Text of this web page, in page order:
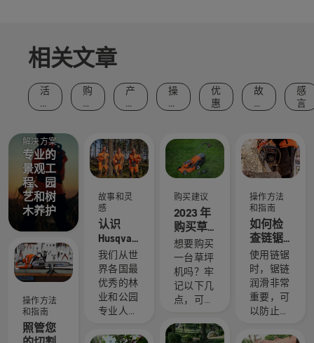
相关文章
活
动
件
购
买
产
品
新
操
作
和
南
优
惠
故
事
感
感
言
解决方案
专业的
景观工
程、园
艺和树
木养护
操作方法
和指南
照管您
故事和灵
感
认识
Husqvarna
富世华 H
团队 - 我
们最苛
刻的用
户
我们从世
界各国最
优秀的林
业和公园
专业人士
选了一组
购买建议
2023 年
购买草
坪机时
需要考
虑的四
点事项
想要购买
一台草坪
机吗？牢
记以下几
点，可帮
最合适的
操作方法
和指南
如何检
查链锯
上的锯
链润滑
系统是
否正常
工作
使用链锯
时，锯链
润滑非常
重要，可
以防止链
锯切时过